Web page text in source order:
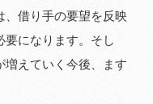
、借り手の要望を反映
要になります。そし
増えていく今後、ます